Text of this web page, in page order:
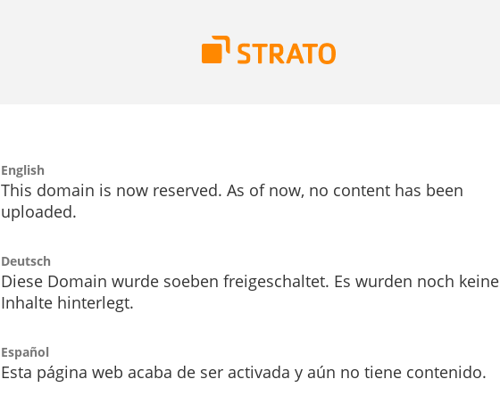
English
This domain is now reserved. As of now, no content has been
uploaded.
Deutsch
Diese Domain wurde soeben freigeschaltet. Es wurden noch keine
Inhalte hinterlegt.
Español
Esta página web acaba de ser activada y aún no tiene contenido.